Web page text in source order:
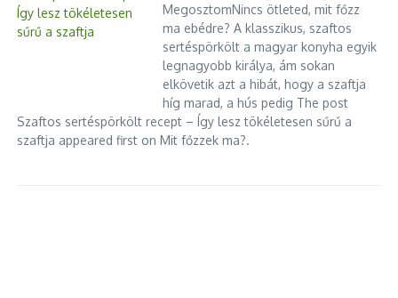
MegosztomNincs ötleted, mit főzz
ma ebédre? A klasszikus, szaftos
sertéspörkölt a magyar konyha egyik
legnagyobb királya, ám sokan
elkövetik azt a hibát, hogy a szaftja
híg marad, a hús pedig The post
Szaftos sertéspörkölt recept – Így lesz tökéletesen sűrű a
szaftja appeared first on Mit főzzek ma?.